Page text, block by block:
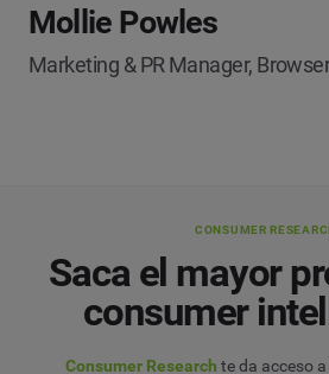
Mollie Powles
Marketing & PR Manager,
CONSUMER
Saca el mayor
consumer
Consumer Research te da acceso